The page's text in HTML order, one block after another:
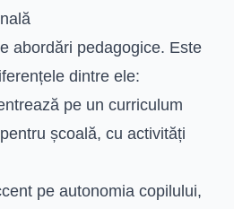
abordări pedagogice. Este
dintre ele:
pe un curriculum
școală, cu activități
pe autonomia copilului,